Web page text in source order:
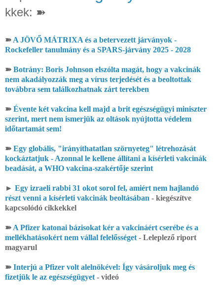
kkek: ➽
➽ A JÖVŐ MÁTRIXA és a betervezett járványok -
Rockefeller tanulmány és a SPARS-járvány 2025 - 2028
➽ Botrány: Boris Johnson elszólta magát, hogy a vakcinák
nem akadályozzák meg a vírus terjedését és a beoltottak
továbbra sem találkozhatnak zárt terekben
➽ Évente két vakcina kell majd a brit egészségügyi miniszter
szerint, mert nem ismerjük az oltások nyújtotta védelem
időtartamát sem!
➽ Egy globális, "irányíthatatlan szörnyeteg" létrehozását
kockáztatjuk - Azonnal le kellene állítani a kísérleti vakcinák
beadását, a WHO vakcina-szakértője szerint
► Egy izraeli rabbi 31 okot sorol fel, amiért nem hajlandó
részt venni a kísérleti vakcinák beoltásában - kiegészítve
kapcsolódó cikkekkel
➽ A Pfizer katonai bázisokat kér a vakcináért cserébe és a
mellékhatásokért nem vállal felelősséget - Leleplező riport
magyarul
➽ Interjú a Pfizer volt alelnökével: Így vásároljuk meg és
fizetjük le az egészségügyet - videó